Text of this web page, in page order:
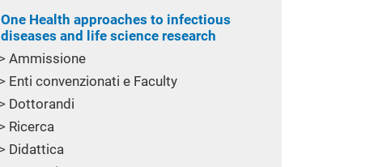
One Health approaches to infectious
diseases and life science research
Ammissione
Enti convenzionati e Faculty
Dottorandi
Ricerca
Didattica